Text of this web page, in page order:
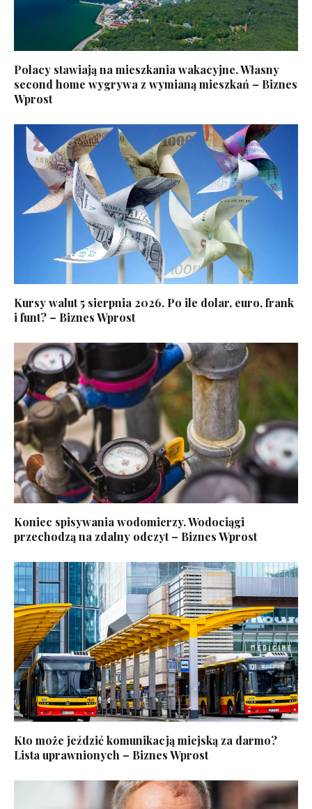
Polacy stawiają na mieszkania wakacyjne. Własny
second home wygrywa z wymianą mieszkań – Biznes
Wprost
Kursy walut 5 sierpnia 2026. Po ile dolar, euro, frank
i funt? – Biznes Wprost
Koniec spisywania wodomierzy. Wodociągi
przechodzą na zdalny odczyt – Biznes Wprost
Kto może jeździć komunikacją miejską za darmo?
Lista uprawnionych – Biznes Wprost